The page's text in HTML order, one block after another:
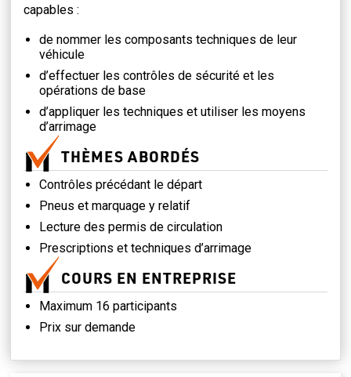
capables :
de nommer les composants techniques de leur
véhicule
d’effectuer les contrôles de sécurité et les
opérations de base
d’appliquer les techniques et utiliser les moyens
d’arrimage
THÈMES ABORDÉS
Contrôles précédant le départ
Pneus et marquage y relatif
Lecture des permis de circulation
Prescriptions et techniques d’arrimage
COURS EN ENTREPRISE
Maximum 16 participants
Prix sur demande